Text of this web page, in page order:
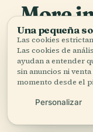
More
177 lugares por
la pena combinar.
PLACE
Detroit
Institute Of
Arts
PLACE
Parque
Isle
Una pequeña
Las cookies
Las cookies de
ayudan a entender
sin anuncios ni
momento desde el
Personalizar